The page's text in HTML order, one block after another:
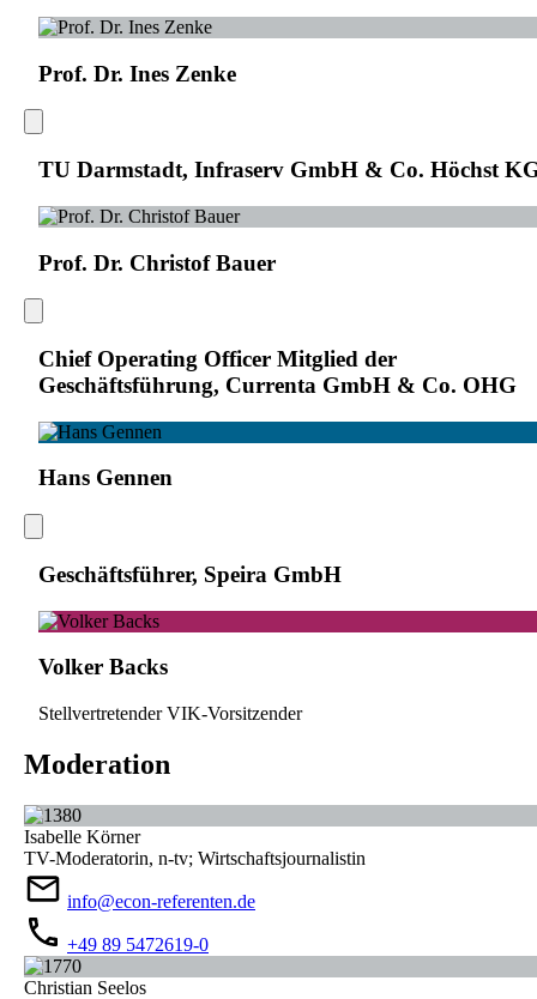
Prof. Dr. Ines Zenke
TU Darmstadt, Infraserv GmbH & Co. Höchst
Prof. Dr. Christof Bauer
Chief Operating Officer Mitglied der
Geschäftsführung, Currenta GmbH & Co. OHG
Hans Gennen
Geschäftsführer, Speira GmbH
Volker Backs
Stellvertretender VIK-Vorsitzender
Moderation
Isabelle Körner
TV-Moderatorin, n-tv; Wirtschaftsjournalistin
info@econ-referenten.de
+49 89 5472619-0
Christian Seelos